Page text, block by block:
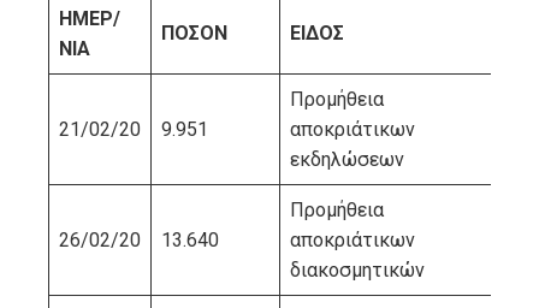
ΗΜΕΡ/
ΝΙΑ
ΠΟΣΟΝ ΕΙΔΟΣ
21/02/20 9.951
Προμήθεια
αποκριάτικων
εκδηλώσεων
26/02/20 13.640
Προμήθεια
αποκριάτικων
διακοσμητικών